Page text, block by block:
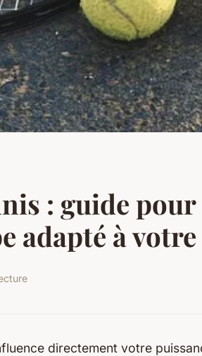
: guide
adapté à votre
directement votre